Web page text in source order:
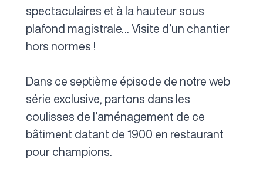
spectaculaires et à la hauteur sous
plafond magistrale… Visite d’un chantier
hors normes !
Dans ce septième épisode de notre web
série exclusive, partons dans les
coulisses de l’aménagement de ce
bâtiment datant de 1900 en restaurant
pour champions.